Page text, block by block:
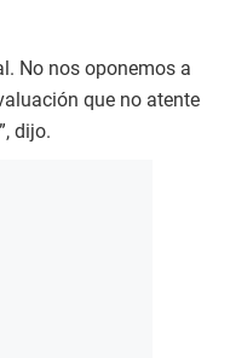
No nos oponemos a
que no atente
dijo.